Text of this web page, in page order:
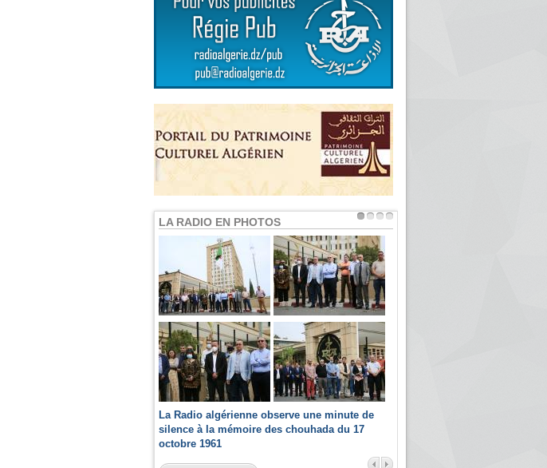
LA RADIO EN PHOTOS
La Radio algérienne observe une minute de
silence à la mémoire des chouhada du 17
octobre 1961